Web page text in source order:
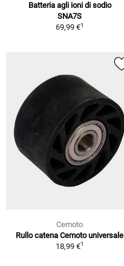
Batteria agli ioni di sodio
SNA7S
69,99 €1
Cemoto
Rullo catena Cemoto universale
18,99 €1